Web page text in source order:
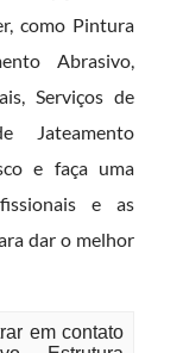
como Pintura
Abrasivo,
Serviços de
Jateamento
e faça uma
e as
dar o melhor
em contato